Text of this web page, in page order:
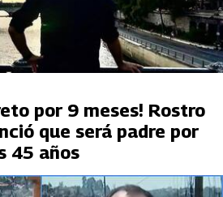
por 9 meses! Rostro
que será padre por
45 años